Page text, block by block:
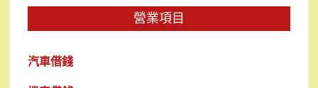
營業項目
汽車借錢